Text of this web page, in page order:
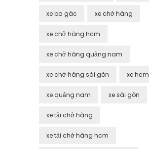
xe ba gác xe chở hàng
xe chở hàng hcm
xe chở hàng quảng nam
xe chở hàng sài gòn xe hcm
xe quảng nam xe sài gòn
xe tải chở hàng
xe tải chở hàng hcm